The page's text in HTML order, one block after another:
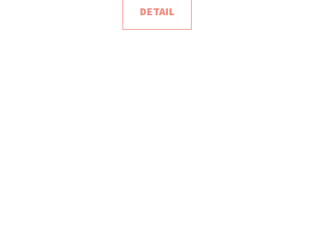
DETAIL